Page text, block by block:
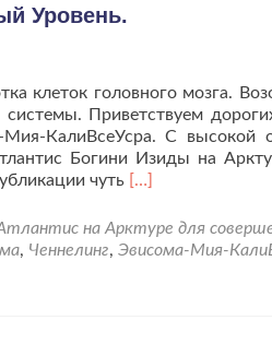
Уровень.
клеток головного мозга.
Приветствуем
КалиВсеУсра. С высокой
Богини Изиды на
чуть Читать
проНовые
практики
[…]
на Арктуре для
, Ченнелинг, Эвисома-Мия-